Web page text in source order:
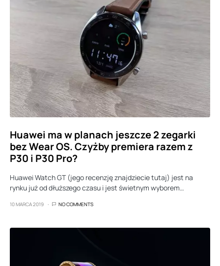
Huawei ma w planach jeszcze 2 zegarki
bez Wear OS. Czyżby premiera razem z
P30 i P30 Pro?
Huawei Watch GT (jego recenzję znajdziecie tutaj) jest na
rynku już od dłuższego czasu i jest świetnym wyborem…
10 MARCA 2019 NO COMMENTS